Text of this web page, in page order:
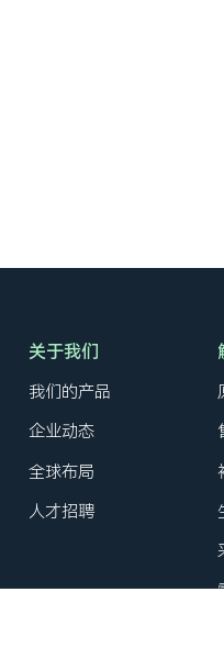
关于我们
我们的产品
企业动态
全球布局
人才招聘